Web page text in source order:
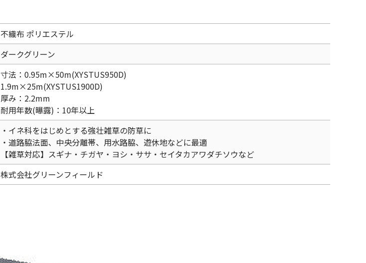
不織布 ポリエステル
ダークグリーン
寸法：0.95m×50m(XYSTUS950D)
1.9m×25m(XYSTUS1900D)
厚み：2.2mm
耐用年数(曝露)：10年以上
・イネ科をはじめとする強壮雑草の防草に
・道路脇法面、中央分離帯、用水路脇、遊休地などに最適
【雑草対応】スギナ・チガヤ・ヨシ・ササ・セイタカアワダチソウなど
株式会社グリーンフィールド